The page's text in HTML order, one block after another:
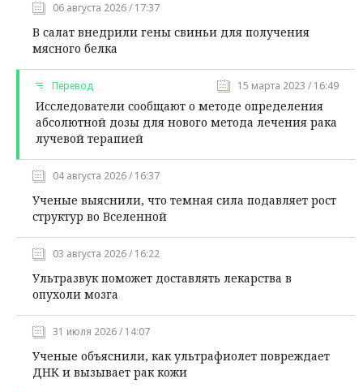
06 августа 2026 / 17:37
В салат внедрили гены свиньи для получения
мясного белка
Перевод 15 марта 2023 / 16:49
Исследователи сообщают о методе определения
абсолютной дозы для нового метода лечения рака
лучевой терапией
04 августа 2026 / 16:37
Ученые выяснили, что темная сила подавляет рост
структур во Вселенной
03 августа 2026 / 16:22
Ультразвук поможет доставлять лекарства в
опухоли мозга
31 июля 2026 / 14:07
Ученые объяснили, как ультрафиолет повреждает
ДНК и вызывает рак кожи